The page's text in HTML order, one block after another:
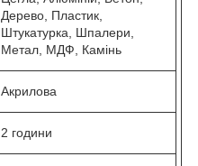
Дерево, Пластик,
Штукатурка, Шпалери,
Метал, МДФ, Камінь
Акрилова
2 години